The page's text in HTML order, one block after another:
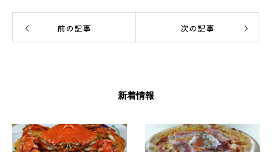
前の記事 次の記事
新着情報